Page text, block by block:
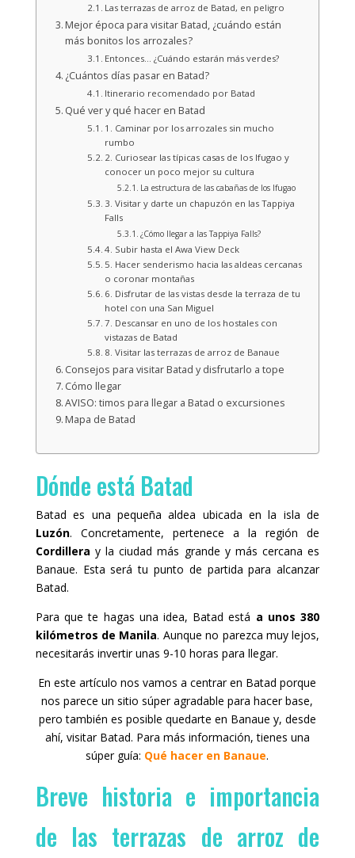
Las terrazas de arroz de Batad, en peligro
Mejor época para visitar Batad, ¿cuándo están
más bonitos los arrozales?
Entonces… ¿Cuándo estarán más verdes?
¿Cuántos días pasar en Batad?
Itinerario recomendado por Batad
Qué ver y qué hacer en Batad
1. Caminar por los arrozales sin mucho
rumbo
2. Curiosear las típicas casas de los Ifugao y
conocer un poco mejor su cultura
La estructura de las cabañas de los Ifugao
3. Visitar y darte un chapuzón en las Tappiya
Falls
¿Cómo llegar a las Tappiya Falls?
4. Subir hasta el Awa View Deck
5. Hacer senderismo hacia las aldeas cercanas
o coronar montañas
6. Disfrutar de las vistas desde la terraza de tu
hotel con una San Miguel
7. Descansar en uno de los hostales con
vistazas de Batad
8. Visitar las terrazas de arroz de Banaue
Consejos para visitar Batad y disfrutarlo a tope
Cómo llegar
AVISO: timos para llegar a Batad o excursiones
Mapa de Batad
Dónde está Batad
Batad es una pequeña aldea ubicada en la isla de
Luzón. Concretamente, pertenece a la región de
Cordillera y la ciudad más grande y más cercana es
Banaue. Esta será tu punto de partida para alcanzar
Batad.
Para que te hagas una idea, Batad está a unos 380
kilómetros de Manila. Aunque no parezca muy lejos,
necesitarás invertir unas 9-10 horas para llegar.
En este artículo nos vamos a centrar en Batad porque
nos parece un sitio súper agradable para hacer base,
pero también es posible quedarte en Banaue y, desde
ahí, visitar Batad. Para más información, tienes una
súper guía: Qué hacer en Banaue.
Breve historia e importancia
de las terrazas de arroz de